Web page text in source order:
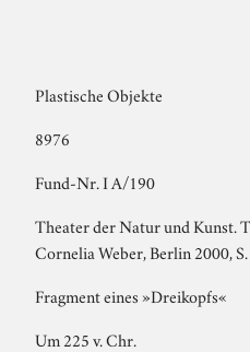
Plastische Objekte
8976
Fund-Nr. I A/190
Theater der Natur und Kunst.
Cornelia Weber, Berlin 2000,
Fragment eines »Dreikopfs«
Um 225 v. Chr.